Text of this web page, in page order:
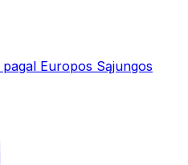
Europos Sąjungos